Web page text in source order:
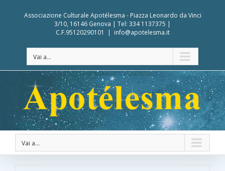
Associazione Culturale Apotélesma - Piazza Leonardo da Vinci
3/10, 16146 Genova | Tel: 334 1137375 |
C.F.95120290101
| info@apotelesma.it
Vai a...
Vai a...